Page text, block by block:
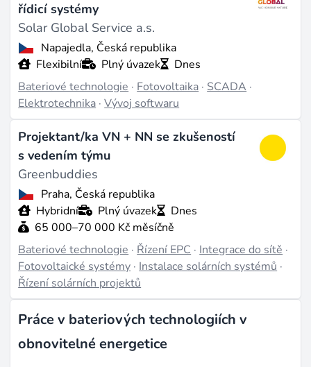
řídicí systémy
Solar Global Service a.s.
Napajedla, Česká republika
Flexibilní
Plný úvazek
Dnes
Bateriové technologie · Fotovoltaika · SCADA ·
Elektrotechnika ·Vývoj softwaru
Projektant/ka VN + NN se zkušeností
s vedením týmu
Greenbuddies
Praha, Česká republika
Hybridní
Plný úvazek
Dnes
65 000–70 000 Kč měsíčně
Bateriové technologie · Řízení EPC · Integrace do sítě ·
Fotovoltaické systémy · Instalace solárních systémů ·
Řízení solárních projektů
Práce v bateriových technologiích v
obnovitelné energetice